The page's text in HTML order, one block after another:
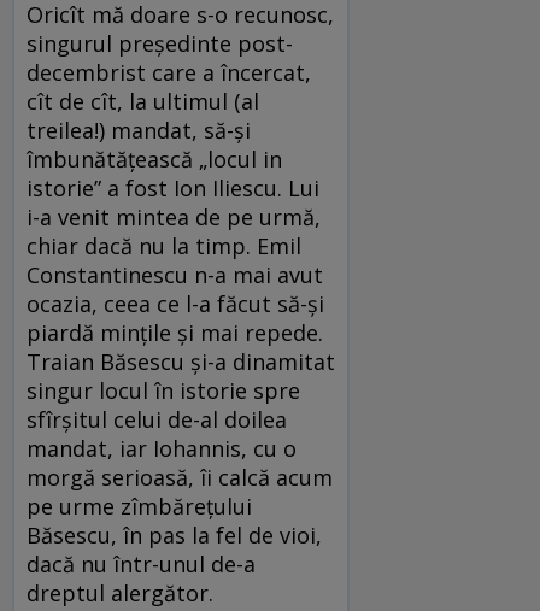
Oricît mă doare s-o recunosc,
singurul președinte post-
decembrist care a încercat,
cît de cît, la ultimul (al
treilea!) mandat, să-și
îmbunătățească „locul in
istorie” a fost Ion Iliescu. Lui
i-a venit mintea de pe urmă,
chiar dacă nu la timp. Emil
Constantinescu n-a mai avut
ocazia, ceea ce l-a făcut să-și
piardă mințile și mai repede.
Traian Băsescu și-a dinamitat
singur locul în istorie spre
sfîrșitul celui de-al doilea
mandat, iar Iohannis, cu o
morgă serioasă, îi calcă acum
pe urme zîmbărețului
Băsescu, în pas la fel de vioi,
dacă nu într-unul de-a
dreptul alergător.